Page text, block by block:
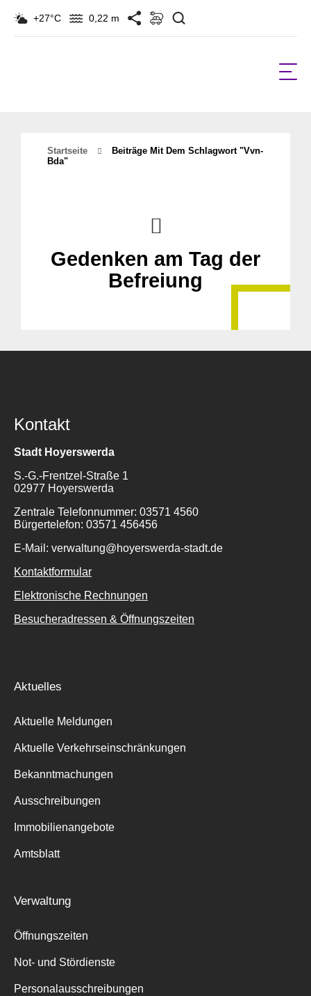
+27°C 0,22 m
Suche
Startseite
Beiträge Mit Dem Schlagwort "vvn-
Bda"
Gedenken am Tag der
Befreiung
Kontakt
Stadt Hoyerswerda
S.-G.-Frentzel-Straße 1
02977 Hoyerswerda
Zentrale Telefonnummer: 03571 4560
Bürgertelefon: 03571 456456
E-Mail: verwaltung@hoyerswerda-stadt.de
Kontaktformular
Elektronische Rechnungen
Besucheradressen & Öffnungszeiten
Aktuelles
Aktuelle Meldungen
Aktuelle Verkehrseinschränkungen
Bekanntmachungen
Ausschreibungen
Immobilienangebote
Amtsblatt
Verwaltung
Öffnungszeiten
Not- und Stördienste
Personalausschreibungen